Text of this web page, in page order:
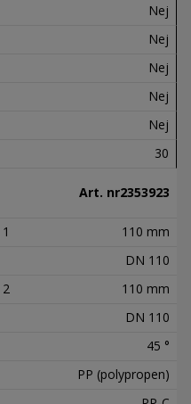
Nej
Nej
Nej
Nej
Nej
30
Art. nr2353923
110 mm
DN 110
110 mm
DN 110
45 °
PP (polypropen)